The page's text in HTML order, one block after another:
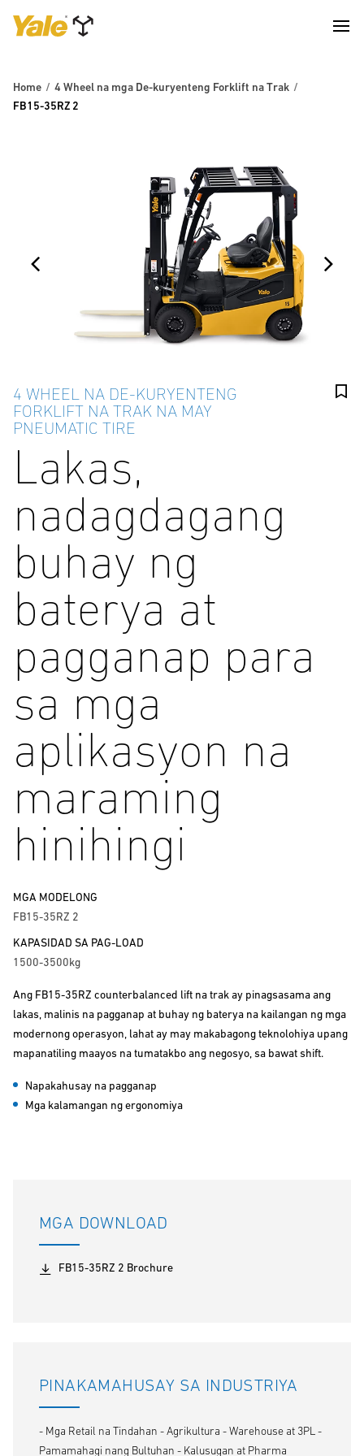
Home
4 Wheel na mga De-kuryenteng Forklift na Trak
FB15-35RZ 2
4 WHEEL NA DE-KURYENTENG
FORKLIFT NA TRAK NA MAY
PNEUMATIC TIRE
Lakas,
nadagdagang
buhay ng
baterya at
pagganap para
sa mga
aplikasyon na
maraming
hinihingi
MGA MODELONG
FB15-35RZ 2
KAPASIDAD SA PAG-LOAD
1500-3500kg
Ang FB15-35RZ counterbalanced lift na trak ay pinagsasama ang
lakas, malinis na pagganap at buhay ng baterya na kailangan ng mga
modernong operasyon, lahat ay may makabagong teknolohiya upang
mapanatiling maayos na tumatakbo ang negosyo, sa bawat shift.
Napakahusay na pagganap
Mga kalamangan ng ergonomiya
MGA DOWNLOAD
FB15-35RZ 2 Brochure
PINAKAMAHUSAY SA INDUSTRIYA
- Mga Retail na Tindahan - Agrikultura - Warehouse at 3PL -
Pamamahagi nang Bultuhan - Kalusugan at Pharma